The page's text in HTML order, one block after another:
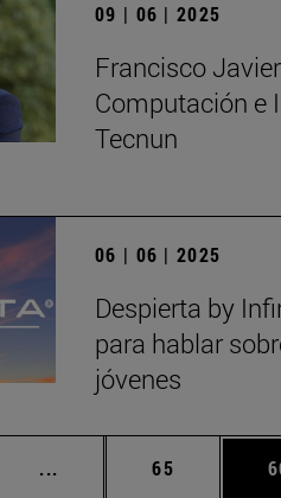
09 | 06 | 2025
Francisco
Computación e
Tecnun
06 | 06 | 2025
Despierta by
para hablar
jóvenes
... Páginas intermedias
Página
65